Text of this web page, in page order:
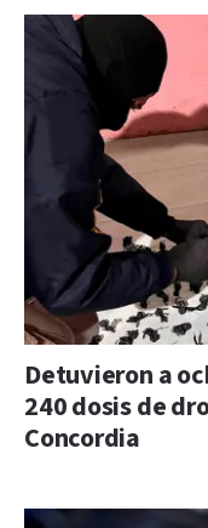
Detuvieron a
240 dosis de
Concordia